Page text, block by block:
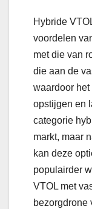
Hybride
voordelen
met die van
die aan de
waardoor
opstijgen en
categorie
markt, maar
kan deze
populairder
VTOL met
bezorgdrone